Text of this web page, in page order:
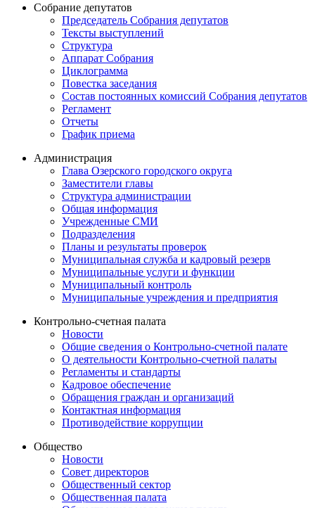
Собрание депутатов
Председатель Собрания депутатов
Тексты выступлений
Структура
Аппарат Собрания
Циклограмма
Повестка заседания
Состав постоянных комиссий Собрания депутатов
Регламент
Отчеты
График приема
Администрация
Глава Озерского городского округа
Заместители главы
Структура администрации
Общая информация
Учрежденные СМИ
Подразделения
Планы и результаты проверок
Муниципальная служба и кадровый резерв
Муниципальные услуги и функции
Муниципальный контроль
Муниципальные учреждения и предприятия
Контрольно-счетная палата
Новости
Общие сведения о Контрольно-счетной палате
О деятельности Контрольно-счетной палаты
Регламенты и стандарты
Кадровое обеспечение
Обращения граждан и организаций
Контактная информация
Противодействие коррупции
Общество
Новости
Совет директоров
Общественный сектор
Общественная палата